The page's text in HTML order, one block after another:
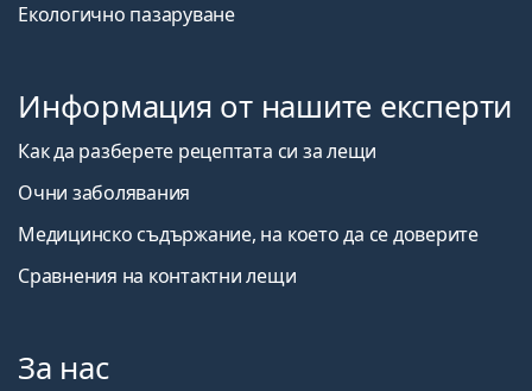
Екологично пазаруване
Информация от нашите експерти
Как да разберете рецептата си за лещи
Очни заболявания
Медицинско съдържание, на което да се доверите
Сравнения на контактни лещи
За нас